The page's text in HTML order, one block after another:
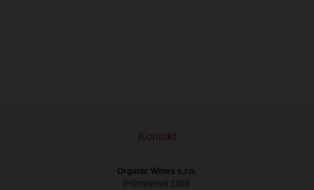
Kontakt
Organic Wines s.r.o.
Průmyslová 1368